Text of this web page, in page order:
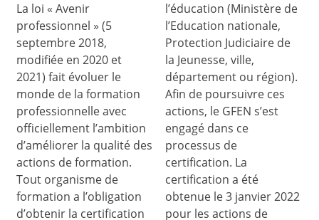
La loi « Avenir
professionnel » (5
septembre 2018,
modifiée en 2020 et
2021) fait évoluer le
monde de la formation
professionnelle avec
officiellement l’ambition
d’améliorer la qualité des
actions de formation.
Tout organisme de
formation a l’obligation
d’obtenir la certification
l’éducation (Ministère de
l’Education nationale,
Protection Judiciaire de
la Jeunesse, ville,
département ou région).
Afin de poursuivre ces
actions, le GFEN s’est
engagé dans ce
processus de
certification. La
certification a été
obtenue le 3 janvier 2022
pour les actions de